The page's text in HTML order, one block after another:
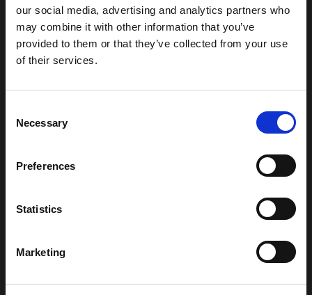
our social media, advertising and analytics partners who
may combine it with other information that you’ve
provided to them or that they’ve collected from your use
of their services.
Selection
Necessary
Preferences
Statistics
Marketing